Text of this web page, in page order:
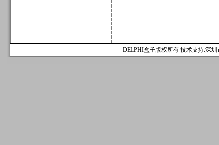
DELPHI盒子版权所有 技术支持:深